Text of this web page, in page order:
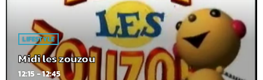
LIFESTYLE
Midi les zouzou
12:15 - 12:45